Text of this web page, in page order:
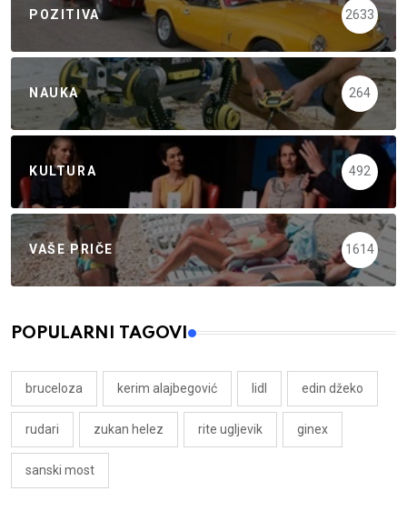
POZITIVA 2633
NAUKA 264
KULTURA 492
VAŠE PRIČE 1614
POPULARNI TAGOVI
bruceloza kerim alajbegović lidl edin džeko
rudari zukan helez rite ugljevik ginex
sanski most